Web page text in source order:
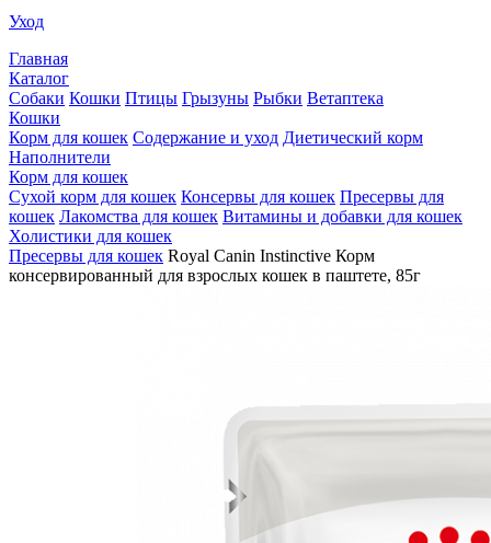
Уход
Главная
Каталог
Собаки Кошки Птицы Грызуны Рыбки Ветаптека
Кошки
Корм для кошек Содержание и уход Диетический корм
Наполнители
Корм для кошек
Сухой корм для кошек Консервы для кошек Пресервы для
кошек Лакомства для кошек Витамины и добавки для кошек
Холистики для кошек
Пресервы для кошек Royal Canin Instinctive Корм
консервированный для взрослых кошек в паштете, 85г